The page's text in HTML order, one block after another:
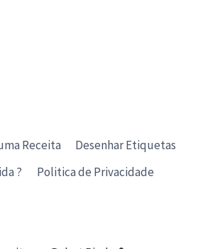
Receita
Desenhar Etiquetas
?
Politica de Privacidade